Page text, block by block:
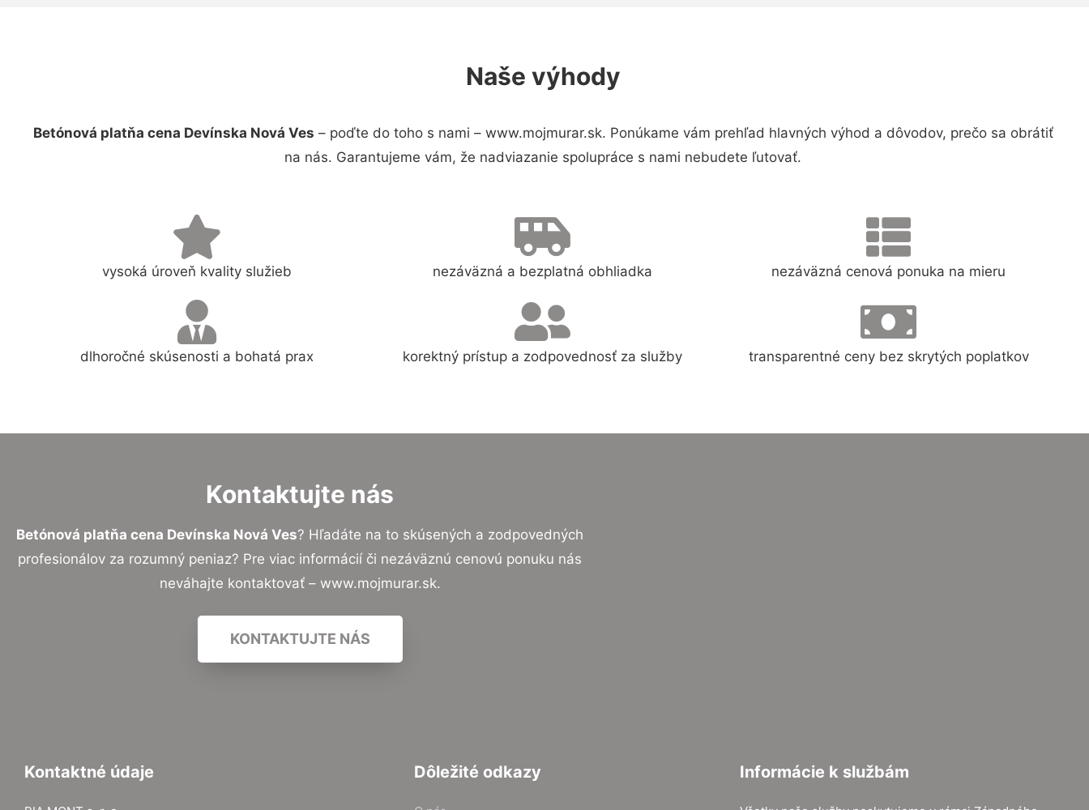
Naše výhody
Betónová platňa cena Devínska Nová Ves – poďte do toho s nami – www.mojmurar.sk. Ponúkame vám prehľad hlavných výhod a dôvodov, prečo sa obrátiť
na nás. Garantujeme vám, že nadviazanie spolupráce s nami nebudete ľutovať.
vysoká úroveň kvality služieb nezáväzná a bezplatná obhliadka nezáväzná cenová ponuka na mieru
dlhoročné skúsenosti a bohatá prax korektný prístup a zodpovednosť za služby transparentné ceny bez skrytých poplatkov
Kontaktujte nás
Betónová platňa cena Devínska Nová Ves? Hľadáte na to skúsených a zodpovedných
profesionálov za rozumný peniaz? Pre viac informácií či nezáväznú cenovú ponuku nás
neváhajte kontaktovať – www.mojmurar.sk.
KONTAKTUJTE NÁS
Kontaktné údaje Dôležité odkazy Informácie k službám